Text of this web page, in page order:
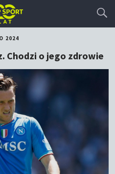
2024
Chodzi o jego zdrowie